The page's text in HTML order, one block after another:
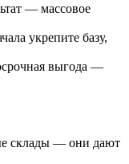
— массовое
укрепите базу,
выгода —
склады — они дают